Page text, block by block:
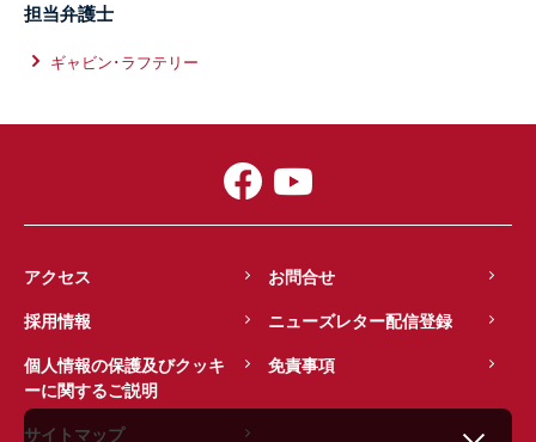
担当弁護士
ギャビン･ラフテリー
アクセス
お問合せ
採用情報
ニューズレター配信登録
個人情報の保護及びクッキ
ーに関するご説明
免責事項
サイトマップ